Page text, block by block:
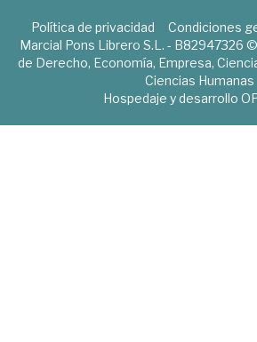
Política de privacidad Condiciones
Marcial Pons Librero S.L. - B82947326
de Derecho, Economía, Empresa,
Ciencias Humanas
Hospedaje y desarrollo